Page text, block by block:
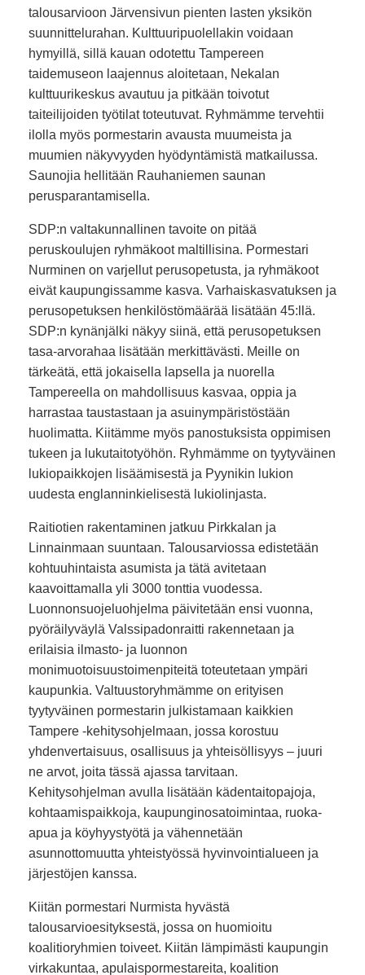
talousarvioon Järvensivun pienten lasten yksikön
suunnittelurahan. Kulttuuripuolellakin voidaan
hymyillä, sillä kauan odotettu Tampereen
taidemuseon laajennus aloitetaan, Nekalan
kulttuurikeskus avautuu ja pitkään toivotut
taiteilijoiden työtilat toteutuvat. Ryhmämme tervehtii
ilolla myös pormestarin avausta muumeista ja
muumien näkyvyyden hyödyntämistä matkailussa.
Saunojia hellitään Rauhaniemen saunan
perusparantamisella.
SDP:n valtakunnallinen tavoite on pitää
peruskoulujen ryhmäkoot maltillisina. Pormestari
Nurminen on varjellut perusopetusta, ja ryhmäkoot
eivät kaupungissamme kasva. Varhaiskasvatuksen ja
perusopetuksen henkilöstömäärää lisätään 45:llä.
SDP:n kynänjälki näkyy siinä, että perusopetuksen
tasa-arvorahaa lisätään merkittävästi. Meille on
tärkeätä, että jokaisella lapsella ja nuorella
Tampereella on mahdollisuus kasvaa, oppia ja
harrastaa taustastaan ja asuinympäristöstään
huolimatta. Kiitämme myös panostuksista oppimisen
tukeen ja lukutaitotyöhön. Ryhmämme on tyytyväinen
lukiopaikkojen lisäämisestä ja Pyynikin lukion
uudesta englanninkielisestä lukiolinjasta.
Raitiotien rakentaminen jatkuu Pirkkalan ja
Linnainmaan suuntaan. Talousarviossa edistetään
kohtuuhintaista asumista ja tätä avitetaan
kaavoittamalla yli 3000 tonttia vuodessa.
Luonnonsuojeluohjelma päivitetään ensi vuonna,
pyöräilyväylä Valssipadonraitti rakennetaan ja
erilaisia ilmasto- ja luonnon
monimuotoisuustoimenpiteitä toteutetaan ympäri
kaupunkia. Valtuustoryhmämme on erityisen
tyytyväinen pormestarin julkistamaan kaikkien
Tampere -kehitysohjelmaan, jossa korostuu
yhdenvertaisuus, osallisuus ja yhteisöllisyys – juuri
ne arvot, joita tässä ajassa tarvitaan.
Kehitysohjelman avulla lisätään kädentaitopajoja,
kohtaamispaikkoja, kaupunginosatoimintaa, ruoka-
apua ja köyhyystyötä ja vähennetään
asunnottomuutta yhteistyössä hyvinvointialueen ja
järjestöjen kanssa.
Kiitän pormestari Nurmista hyvästä
talousarvioesityksestä, jossa on huomioitu
koalitioryhmien toiveet. Kiitän lämpimästi kaupungin
virkakuntaa, apulaispormestareita, koalition